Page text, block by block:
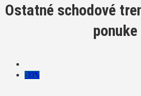
Ostatné schodové
ponuke
-33%